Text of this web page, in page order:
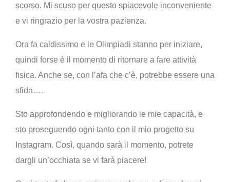
scorso. Mi scuso per questo spiacevole inconveniente
e vi ringrazio per la vostra pazienza.
Ora fa caldissimo e le Olimpiadi stanno per iniziare,
quindi forse è il momento di ritornare a fare attività
fisica. Anche se, con l’afa che c’è, potrebbe essere una
sfida….
Sto approfondendo e migliorando le mie capacità, e
sto proseguendo ogni tanto con il mio progetto su
Instagram. Così, quando sarà il momento, potrete
dargli un’occhiata se vi farà piacere!